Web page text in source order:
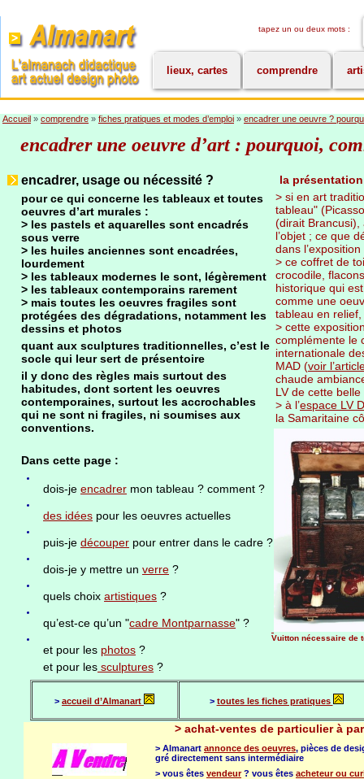
tapez un ou deux mots :
lieux, cartes comprendre
Accueil » comprendre » fiches pratiques et modes d’emploi » encadrer une oeuvre ?
encadrer une oeuvre d’art : pourquoi,
encadrer, usage ou nécessité ?
pour ce qui concerne les tableaux et toutes
oeuvres d’art murales :
> les pastels et aquarelles sont encadrés
sous verre
> les huiles anciennes sont encadrées,
lourdement
> les tableaux modernes le sont, légèrement
> les tableaux contemporains rarement
> mais toutes les oeuvres fragiles sont
protégées des dégradations, notamment les
dessins et photos
quant aux sculptures traditionnelles, c’est le
socle qui leur sert de présentoire
il y donc des règles mais surtout des
habitudes, dont sortent les oeuvres
contemporaines, surtout les accrochables
qui ne sont ni fragiles, ni soumises aux
conventions.
Dans cette page :
dois-je encadrer mon tableau ? comment ?
des idées pour les oeuvres actuelles
puis-je découper pour entrer dans le cadre ?
dois-je y mettre un verre ?
quels choix artistiques ?
qu’est-ce qu’un "cadre Montparnasse" ?
et pour les photos ?
et pour les sculptures ?
la
> si en art
tableau"
(dirait Brancusi),
l’objet ; ce que
dans
> ce coffret de
crocodile,
historique qui
comme une
tableau en
> cette
complémente le
internationale
MAD (voir
chaude
LV de cette
> à l’espace LV
la Samaritaine
Vuitton nécessaire de
> accueil d’Almanart > toutes les fiches pratiques
> achat-ventes de particulier à
> Almanart annonce des oeuvres, pièces de
gré directement sans intermédiaire
> vous êtes vendeur? vous êtes acheteur ou